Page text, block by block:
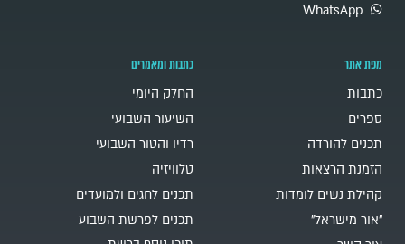
WhatsApp
מפת אתר
כתבות
ספרים
תכנים להורדה
הזמנת הרצאות
קהילת נשים לומדות
"אור מישראל"
כתבות ומאמרים
החלק היומי
השיעור השבועי
רדיו והטור השבועי
טלוויזיה
תכנים לחגים ולמועדים
תכנים לפרשת השבוע